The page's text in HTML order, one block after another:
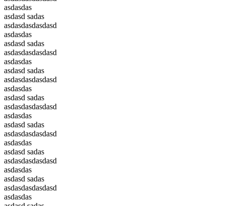
asdasdas
asdasd sadas
asdasdasdasdasd
asdasdas
asdasd sadas
asdasdasdasdasd
asdasdas
asdasd sadas
asdasdasdasdasd
asdasdas
asdasd sadas
asdasdasdasdasd
asdasdas
asdasd sadas
asdasdasdasdasd
asdasdas
asdasd sadas
asdasdasdasdasd
asdasdas
asdasd sadas
asdasdasdasdasd
asdasdas